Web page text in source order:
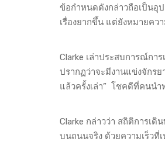
ข้อกำหนดดังกล่าวถือเป็นอุ
เรื่องยากขึ้น แต่ยังหมายคว
Clarke เล่าประสบการณ์กา
ปรากฏว่าจะมีงานแข่งจักร
แล้วครั้งเล่า” โชคดีที่คนนำ
Clarke กล่าวว่า สถิติการเดิ
บนถนนจริง ด้วยความเร็วที่